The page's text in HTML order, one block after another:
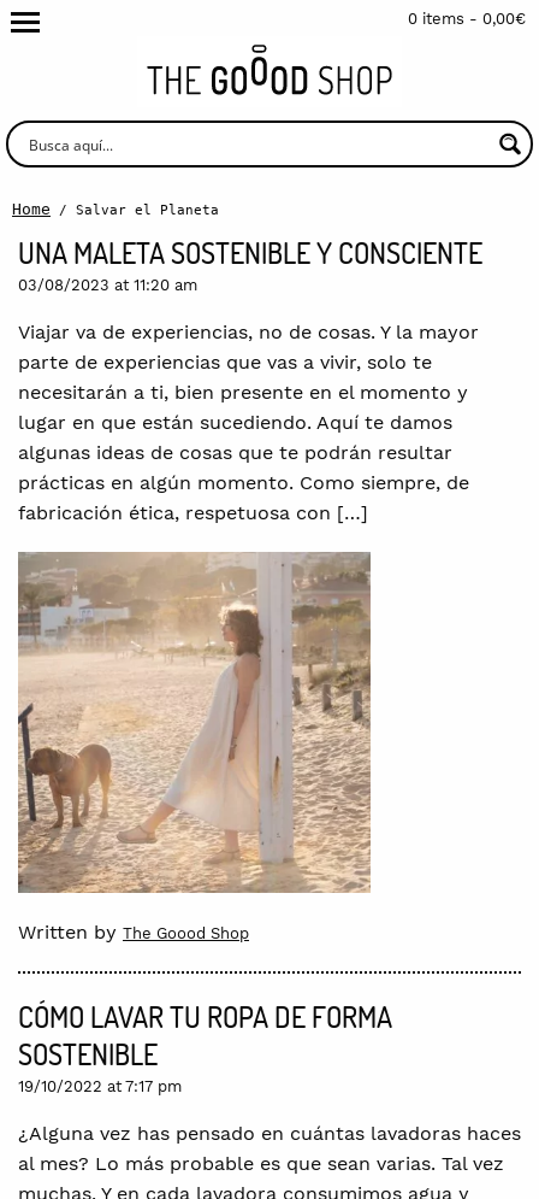
0 items - 0,00€
Home / Salvar el Planeta
UNA MALETA SOSTENIBLE Y CONSCIENTE
03/08/2023 at 11:20 am
Viajar va de experiencias, no de cosas. Y la mayor
parte de experiencias que vas a vivir, solo te
necesitarán a ti, bien presente en el momento y
lugar en que están sucediendo. Aquí te damos
algunas ideas de cosas que te podrán resultar
prácticas en algún momento. Como siempre, de
fabricación ética, respetuosa con […]
Written by The Goood Shop
CÓMO LAVAR TU ROPA DE FORMA
SOSTENIBLE
19/10/2022 at 7:17 pm
¿Alguna vez has pensado en cuántas lavadoras haces
al mes? Lo más probable es que sean varias. Tal vez
muchas. Y en cada lavadora consumimos agua y